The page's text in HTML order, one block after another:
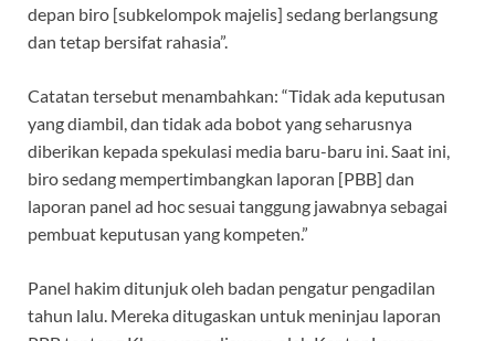
depan biro [subkelompok majelis] sedang berlangsung
dan tetap bersifat rahasia”.
Catatan tersebut menambahkan: “Tidak ada keputusan
yang diambil, dan tidak ada bobot yang seharusnya
diberikan kepada spekulasi media baru-baru ini. Saat ini,
biro sedang mempertimbangkan laporan [PBB] dan
laporan panel ad hoc sesuai tanggung jawabnya sebagai
pembuat keputusan yang kompeten.”
Panel hakim ditunjuk oleh badan pengatur pengadilan
tahun lalu. Mereka ditugaskan untuk meninjau laporan